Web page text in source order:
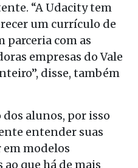
“A Udacity tem
um currículo de
parceria com as
empresas do Vale
disse, também
dos alunos, por isso
entender suas
em modelos
que há de mais